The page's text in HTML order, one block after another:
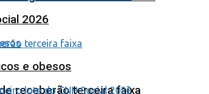
receberão terceira faixa
2026
e obesos